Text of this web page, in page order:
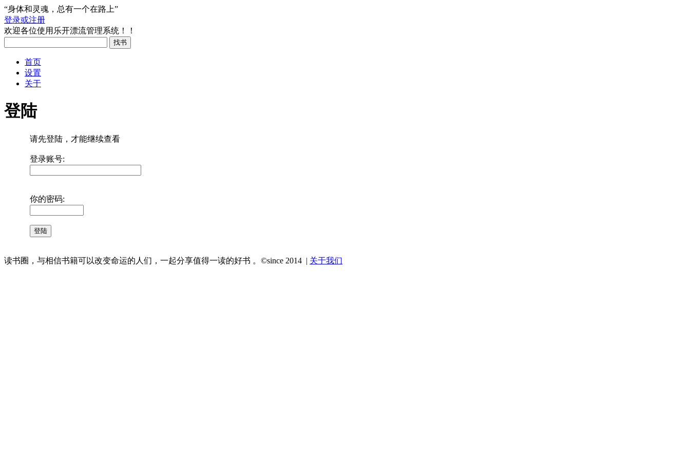
“身体和灵魂，总有一个在路上”
登录或注册
欢迎各位使用乐开漂流管理系统！！
首页
设置
关于
登陆
请先登陆，才能继续查看
登录账号:
你的密码:
读书圈，与相信书籍可以改变命运的人们，一起分享值得一读的好书 。©since 2014 | 关于我们